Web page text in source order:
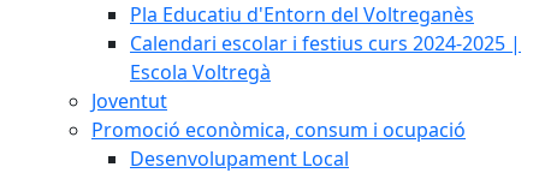
Pla Educatiu d'Entorn del Voltreganès
Calendari escolar i festius curs 2024-2025 |
Escola Voltregà
Joventut
Promoció econòmica, consum i ocupació
Desenvolupament Local